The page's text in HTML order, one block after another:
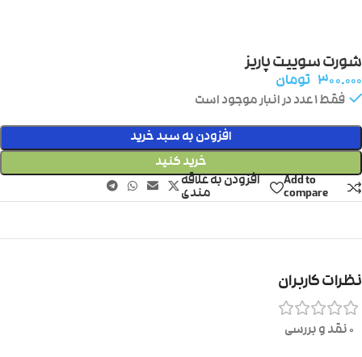
شورت سوییت پاریز
۳۰۰.۰۰۰ تومان
فقط 1 عدد در انبار موجود است
افزودن به سبد خرید
خرید کنید
Add to
compare
افزودن به علاقه
مندی
نظرات کاربران
0 نقد و بررسی